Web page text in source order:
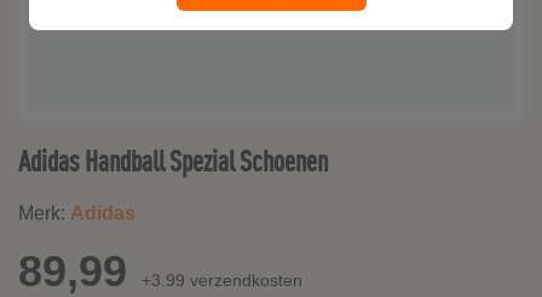
Adidas Handball Spezial Schoenen
Merk: Adidas
89,99 +3.99 verzendkosten